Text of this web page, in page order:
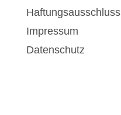
Haftungsausschluss
Impressum
Datenschutz